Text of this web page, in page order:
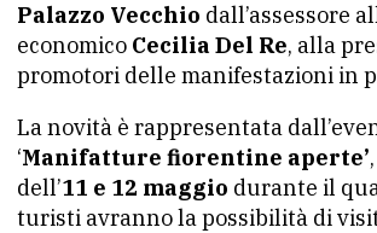
Palazzo Vecchio dall’assessore
economico Cecilia Del Re, alla
promotori delle manifestazioni in
La novità è rappresentata
‘Manifatture fiorentine aperte’
dell’11 e 12 maggio durante il
turisti avranno la possibilità di